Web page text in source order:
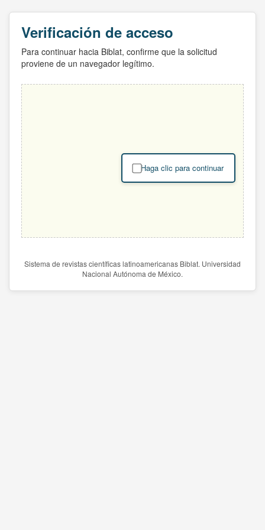
Verificación de acceso
Para continuar hacia Biblat, confirme que la solicitud
proviene de un navegador legítimo.
Haga clic para continuar
Sistema de revistas científicas latinoamericanas Biblat. Universidad
Nacional Autónoma de México.